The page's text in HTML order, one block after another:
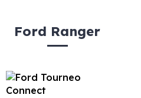
Ford Ranger